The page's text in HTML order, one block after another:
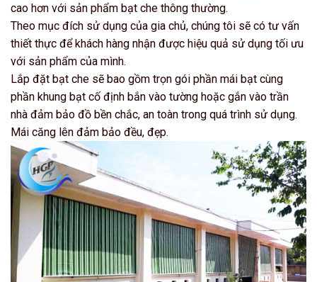
cao hơn với sản phẩm bạt che thông thường.
Theo mục đích sử dụng của gia chủ, chúng tôi sẽ có tư vấn
thiết thực để khách hàng nhận được hiệu quả sử dụng tối ưu
với sản phẩm của mình.
Lắp đặt bạt che sẽ bao gồm trọn gói phần mái bạt cùng
phần khung bạt cố định bắn vào tường hoặc gắn vào trần
nhà đảm bảo đồ bền chắc, an toàn trong quá trình sử dụng.
Mái căng lên đảm bảo đều, đẹp.